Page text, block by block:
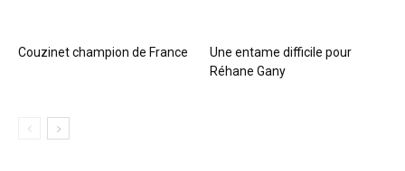
Couzinet champion de France
Une entame difficile pour
Réhane Gany